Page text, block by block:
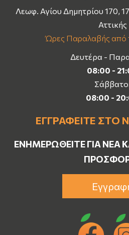
Λεωφ. Αγίου Δημητρίου 170,
Αττικής
Ώρες Παραλαβής από
Δευτέρα -
08:00 -
08:00 -
ΕΓΓΡΑΦΕΊΤΕ ΣΤΟ
ΕΝΗΜΕΡΩΘΕΊΤΕ ΓΙΑ ΝΈΑ